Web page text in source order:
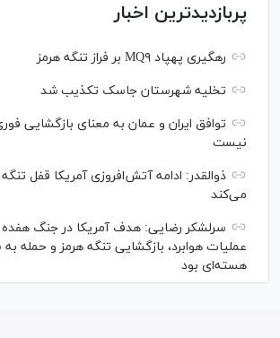
پربازدیدترین اخبار
رهگیری پهپاد MQ۹ بر فراز تنگه هرمز
تخلیه شهرستان جاسک تکذیب شد
توافق ایران و عمان به معنای بازگشایی
نیست
ذوالقدر: ادامه آتش‌افروزی آمریکا قفل
می‌کند
سرلشکر رضایی: هدف آمریکا در جنگ هفده
عملیات هوابرد، بازگشایی تنگه هرمز و حمله
هسته‌ای بود